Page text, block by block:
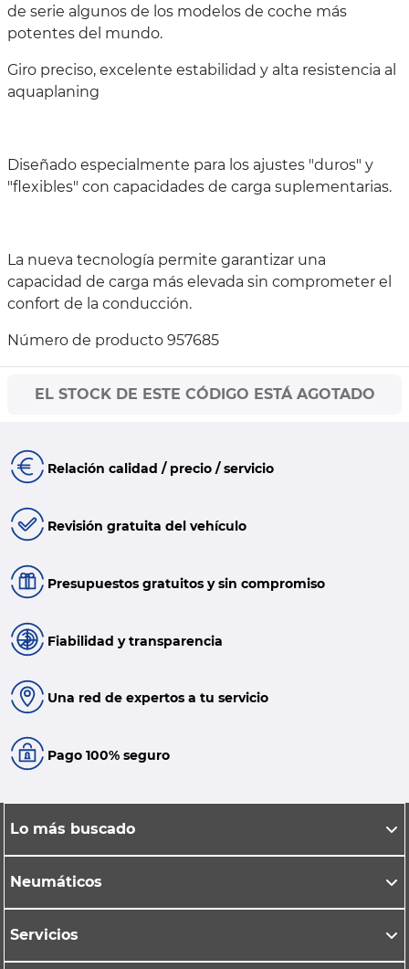
de serie algunos de los modelos de coche más
potentes del mundo.
Giro preciso, excelente estabilidad y alta resistencia al
aquaplaning
Diseñado especialmente para los ajustes "duros" y
"flexibles" con capacidades de carga suplementarias.
La nueva tecnología permite garantizar una
capacidad de carga más elevada sin comprometer el
confort de la conducción.
Número de producto 957685
EL STOCK DE ESTE CÓDIGO ESTÁ AGOTADO
Relación calidad / precio / servicio
Revisión gratuita del vehículo
Presupuestos gratuitos y sin compromiso
Fiabilidad y transparencia
Una red de expertos a tu servicio
Pago 100% seguro
Lo más buscado
Neumáticos
Servicios